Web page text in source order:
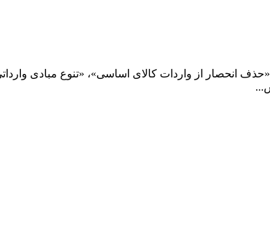
انحصار از واردات کالای اساسی»، «تنوع مبادی